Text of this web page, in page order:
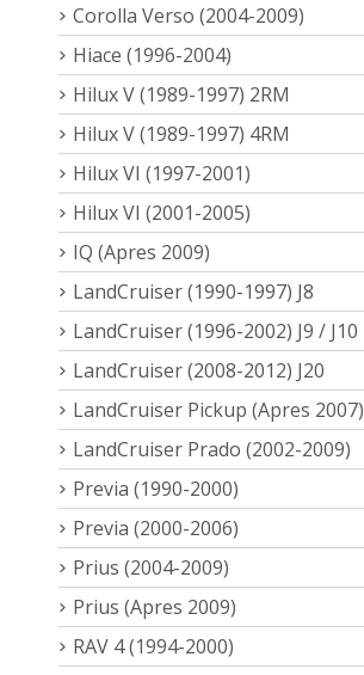
Corolla Verso (2004-2009)
Hiace (1996-2004)
Hilux V (1989-1997) 2RM
Hilux V (1989-1997) 4RM
Hilux VI (1997-2001)
Hilux VI (2001-2005)
IQ (Apres 2009)
LandCruiser (1990-1997) J8
LandCruiser (1996-2002) J9 / J10
LandCruiser (2008-2012) J20
LandCruiser Pickup (Apres 2007)
LandCruiser Prado (2002-2009)
Previa (1990-2000)
Previa (2000-2006)
Prius (2004-2009)
Prius (Apres 2009)
RAV 4 (1994-2000)